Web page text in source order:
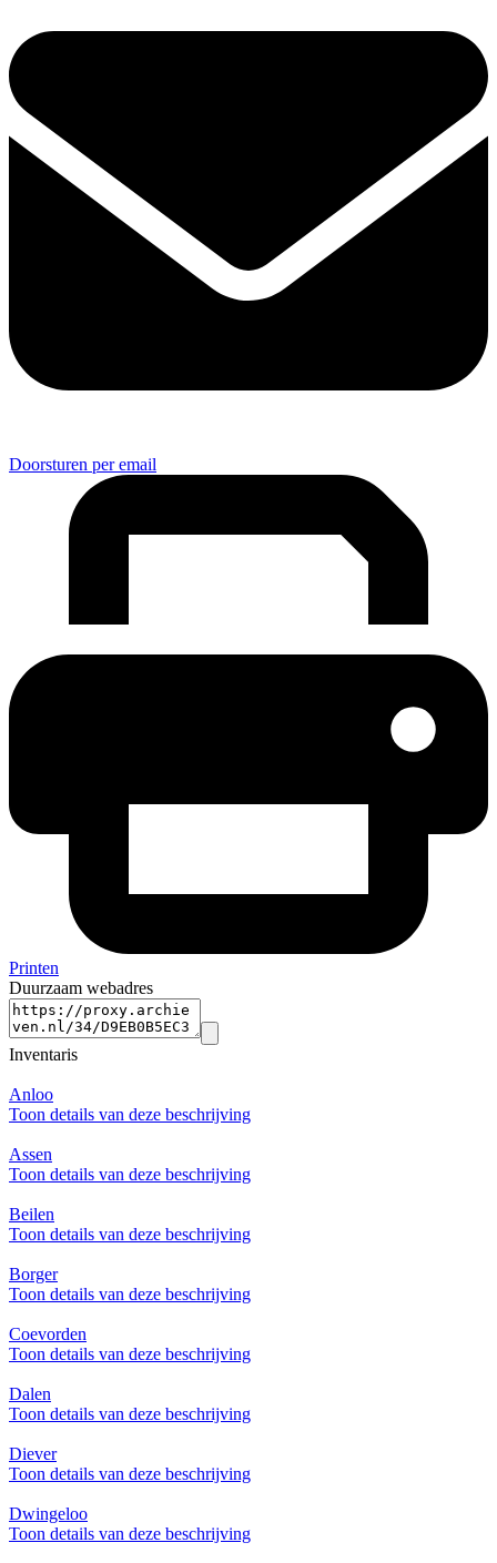
Doorsturen per email
Printen
Duurzaam webadres
Inventaris
Anloo
Toon details van deze beschrijving
Assen
Toon details van deze beschrijving
Beilen
Toon details van deze beschrijving
Borger
Toon details van deze beschrijving
Coevorden
Toon details van deze beschrijving
Dalen
Toon details van deze beschrijving
Diever
Toon details van deze beschrijving
Dwingeloo
Toon details van deze beschrijving